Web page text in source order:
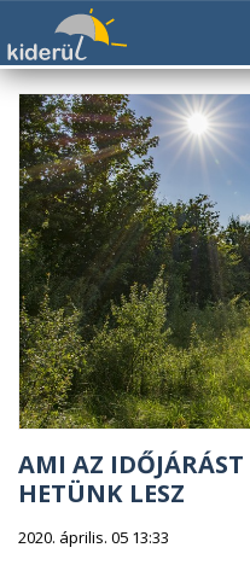
AMI AZ
HETÜNK LESZ
2020. április. 05 13:33